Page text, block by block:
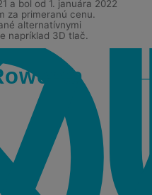
a bol od 1. januára 2022
za primeranú cenu.
alternatívnymi
napríklad 3D tlač.